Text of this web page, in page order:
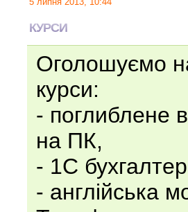
КУРСИ
Оголошуємо
курси:
- поглиблене
на ПК,
- 1С
- англійська